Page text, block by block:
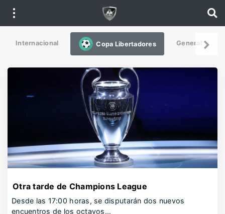
Internacional Copa Libertadores General
Otra tarde de Champions League
Desde las 17:00 horas, se disputarán dos nuevos
encuentros de los octavos…